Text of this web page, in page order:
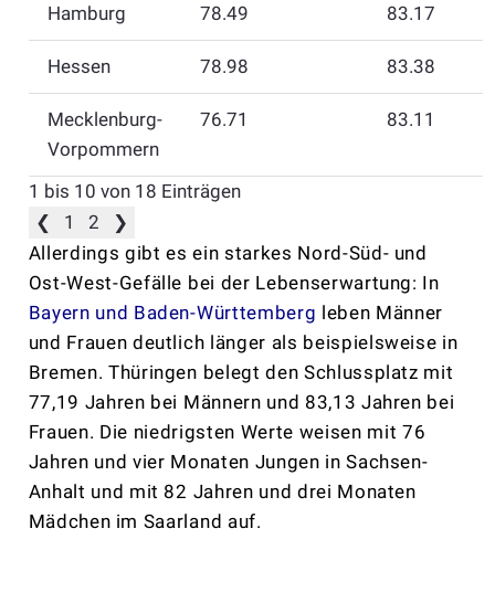
Hamburg 78.49 83.17
Hessen 78.98 83.38
Mecklenburg-
Vorpommern
76.71 83.11
1 bis 10 von 18 Einträgen
❮
1 2
❯
Allerdings gibt es ein starkes Nord-Süd- und
Ost-West-Gefälle bei der Lebenserwartung: In
Bayern und Baden-Württemberg leben Männer
und Frauen deutlich länger als beispielsweise in
Bremen. Thüringen belegt den Schlussplatz mit
77,19 Jahren bei Männern und 83,13 Jahren bei
Frauen. Die niedrigsten Werte weisen mit 76
Jahren und vier Monaten Jungen in Sachsen-
Anhalt und mit 82 Jahren und drei Monaten
Mädchen im Saarland auf.